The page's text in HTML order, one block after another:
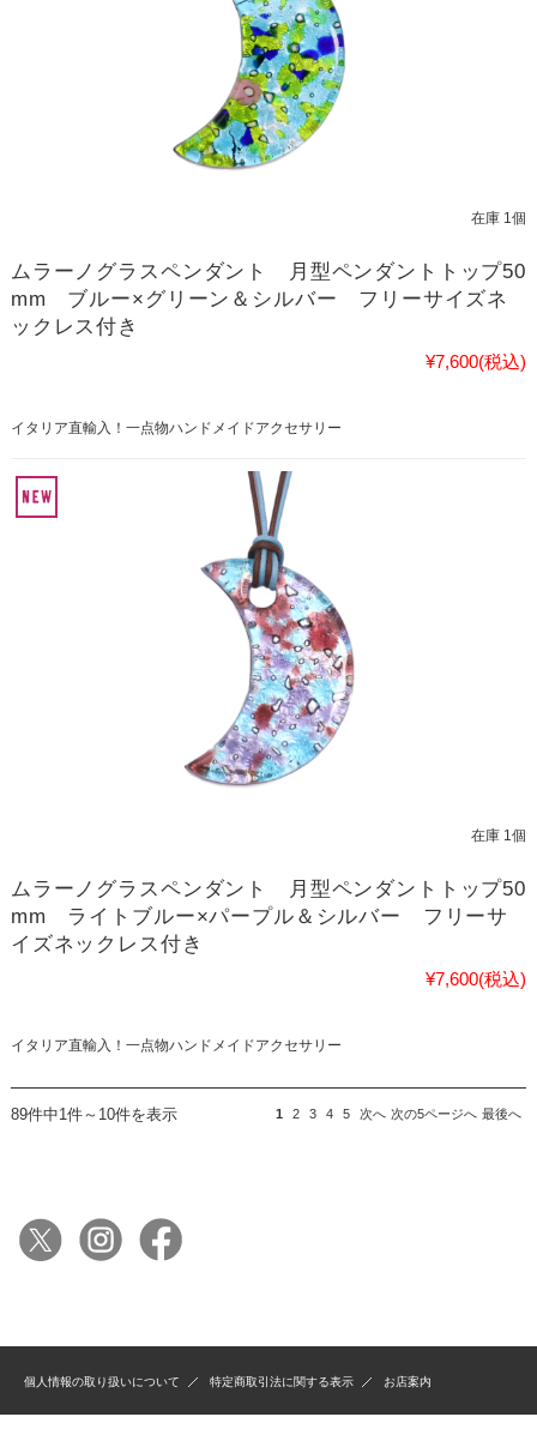
在庫 1個
ムラーノグラスペンダント 月型ペンダントトップ50
mm ブルー×グリーン＆シルバー フリーサイズネ
ックレス付き
¥7,600(税込)
イタリア直輸入！一点物ハンドメイドアクセサリー
在庫 1個
ムラーノグラスペンダント 月型ペンダントトップ50
mm ライトブルー×パープル＆シルバー フリーサ
イズネックレス付き
¥7,600(税込)
イタリア直輸入！一点物ハンドメイドアクセサリー
89件中1件～10件を表示 1 2 3 4 5 次へ 次の5ページへ 最後へ
個人情報の取り扱いについて 特定商取引法に関する表示 お店案内